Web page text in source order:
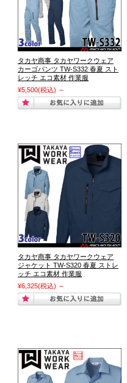
タカヤ商事 タカヤワークウェア
カーゴパンツ TW-S332 春夏 スト
レッチ エコ素材 作業服
¥5,500(税込) ～
タカヤ商事 タカヤワークウェア
ジャケット TW-S320 春夏 ストレ
ッチ エコ素材 作業服
¥6,325(税込) ～